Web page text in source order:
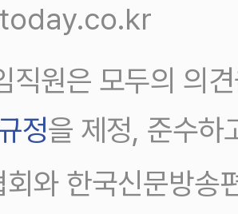
직원은 모두의 의
정을 제정, 준수하
와 한국신문방송